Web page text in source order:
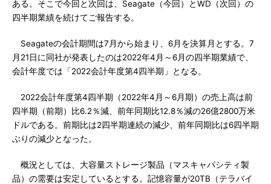
ある。そこで今回と次回は、Seagate（今回）とWD（次回）の
四半期業績を続けてご報告する。
Seagateの会計期間は7月から始まり、6月を決算月とする。7
月21日に同社が発表したのは2022年4月～6月の四半期業績で、
会計年度では「2022会計年度第4四半期」となる。
2022会計年度第4四半期（2022年4月～6月期）の売上高は前
四半期（前期）比6.2％減、前年同期比12.8％減の26億2800万米
ドルである。前期比は2四半期連続の減少、前年同期比は6四半期
ぶりの減少となった。
概況としては、大容量ストレージ製品（マスキャパシティ製
品）の需要は安定しているとする。記憶容量が20TB（テラバイ